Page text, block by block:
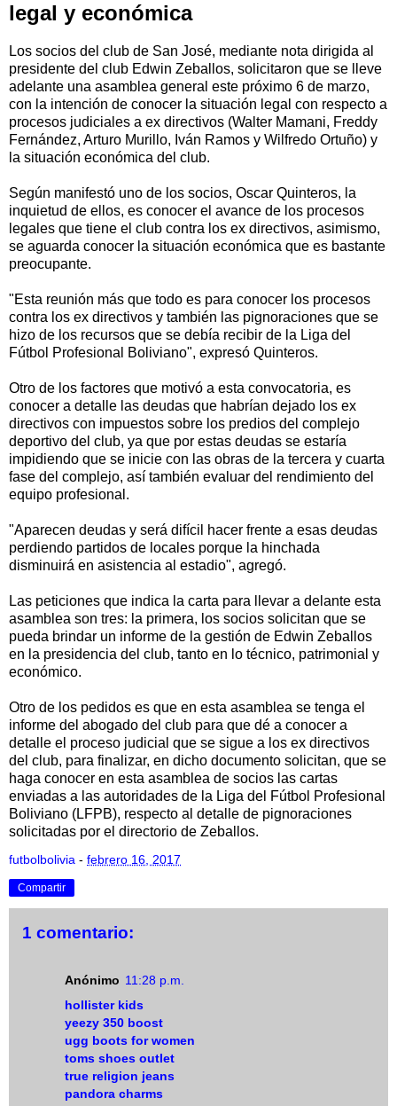
legal y económica
Los socios del club de San José, mediante nota dirigida al
presidente del club Edwin Zeballos, solicitaron que se lleve
adelante una asamblea general este próximo 6 de marzo,
con la intención de conocer la situación legal con respecto a
procesos judiciales a ex directivos (Walter Mamani, Freddy
Fernández, Arturo Murillo, Iván Ramos y Wilfredo Ortuño) y
la situación económica del club.
Según manifestó uno de los socios, Oscar Quinteros, la
inquietud de ellos, es conocer el avance de los procesos
legales que tiene el club contra los ex directivos, asimismo,
se aguarda conocer la situación económica que es bastante
preocupante.
"Esta reunión más que todo es para conocer los procesos
contra los ex directivos y también las pignoraciones que se
hizo de los recursos que se debía recibir de la Liga del
Fútbol Profesional Boliviano", expresó Quinteros.
Otro de los factores que motivó a esta convocatoria, es
conocer a detalle las deudas que habrían dejado los ex
directivos con impuestos sobre los predios del complejo
deportivo del club, ya que por estas deudas se estaría
impidiendo que se inicie con las obras de la tercera y cuarta
fase del complejo, así también evaluar del rendimiento del
equipo profesional.
"Aparecen deudas y será difícil hacer frente a esas deudas
perdiendo partidos de locales porque la hinchada
disminuirá en asistencia al estadio", agregó.
Las peticiones que indica la carta para llevar a delante esta
asamblea son tres: la primera, los socios solicitan que se
pueda brindar un informe de la gestión de Edwin Zeballos
en la presidencia del club, tanto en lo técnico, patrimonial y
económico.
Otro de los pedidos es que en esta asamblea se tenga el
informe del abogado del club para que dé a conocer a
detalle el proceso judicial que se sigue a los ex directivos
del club, para finalizar, en dicho documento solicitan, que se
haga conocer en esta asamblea de socios las cartas
enviadas a las autoridades de la Liga del Fútbol Profesional
Boliviano (LFPB), respecto al detalle de pignoraciones
solicitadas por el directorio de Zeballos.
futbolbolivia - febrero 16, 2017
Compartir
1 comentario:
Anónimo 11:28 p.m.
hollister kids
yeezy 350 boost
ugg boots for women
toms shoes outlet
true religion jeans
pandora charms